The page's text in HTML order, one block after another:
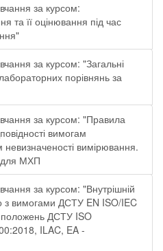
за курсом:
та її оцінювання під час
за курсом: "Загальні
порівнянь за
за курсом: "Правила
вимогам
невизначеності вимірювання.
для МХП
за курсом: "Внутрішній
з вимогами ДСТУ EN ISO/IEC
ДСТУ ISO
ILAC, EA -